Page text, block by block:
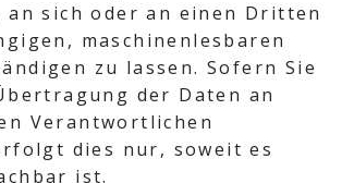
sich oder an einen Dritten
maschinenlesbaren
zu lassen. Sofern Sie
der Daten an
Verantwortlichen
dies nur, soweit es
ist.